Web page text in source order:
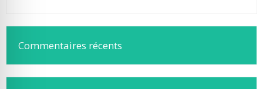
Commentaires récents